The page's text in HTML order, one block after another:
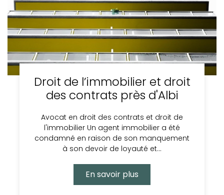
Droit de l’immobilier et droit
des contrats près d'Albi
Avocat en droit des contrats et droit de
l'immobilier Un agent immobilier a été
condamné en raison de son manquement
à son devoir de loyauté et…
En savoir plus